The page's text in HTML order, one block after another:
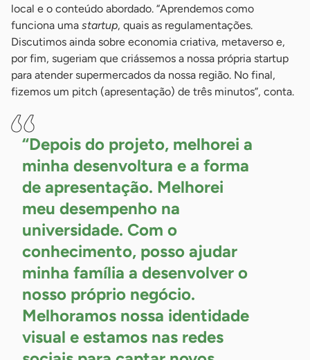
local e o conteúdo abordado. “Aprendemos como
funciona uma startup, quais as regulamentações.
Discutimos ainda sobre economia criativa, metaverso e,
por fim, sugeriam que criássemos a nossa própria startup
para atender supermercados da nossa região. No final,
fizemos um pitch (apresentação) de três minutos”, conta.
“Depois do projeto, melhorei a
minha desenvoltura e a forma
de apresentação. Melhorei
meu desempenho na
universidade. Com o
conhecimento, posso ajudar
minha família a desenvolver o
nosso próprio negócio.
Melhoramos nossa identidade
visual e estamos nas redes